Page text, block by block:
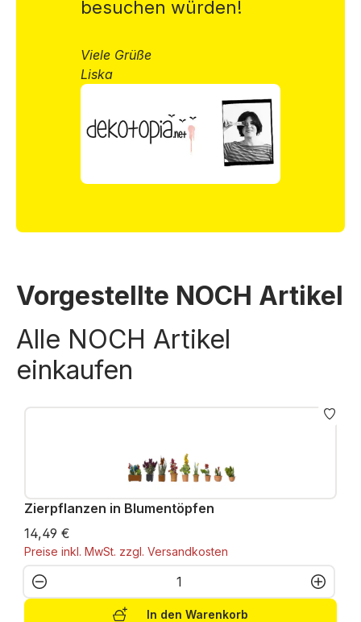
besuchen würden!
Viele Grüße
Liska
Vorgestellte NOCH Artikel
Alle NOCH Artikel
einkaufen
Zierpflanzen in Blumentöpfen
14,49 €
Preise inkl. MwSt. zzgl. Versandkosten
Produkt Anzahl: Gib den
In den Warenkorb